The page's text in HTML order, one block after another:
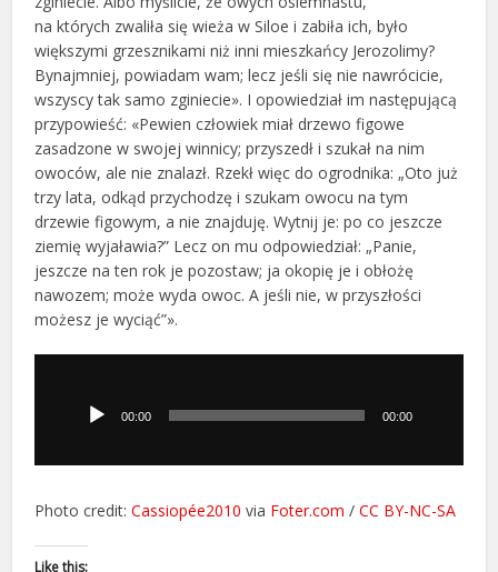
na których zwaliła się wieża w Siloe i zabiła ich, było
większymi grzesznikami niż inni mieszkańcy Jerozolimy?
Bynajmniej, powiadam wam; lecz jeśli się nie nawrócicie,
wszyscy tak samo zginiecie». I opowiedział im następującą
przypowieść: «Pewien człowiek miał drzewo figowe
zasadzone w swojej winnicy; przyszedł i szukał na nim
owoców, ale nie znalazł. Rzekł więc do ogrodnika: „Oto już
trzy lata, odkąd przychodzę i szukam owocu na tym
drzewie figowym, a nie znajduję. Wytnij je: po co jeszcze
ziemię wyjaławia?” Lecz on mu odpowiedział: „Panie,
jeszcze na ten rok je pozostaw; ja okopię je i obłożę
nawozem; może wyda owoc. A jeśli nie, w przyszłości
możesz je wyciąć”».
dźwiękowych00:00 00:00
Photo credit:Cassiopée2010 via Foter.com /CC BY-NC-SA
Like this: